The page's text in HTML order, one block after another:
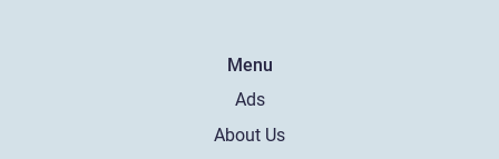
Menu
Ads
About Us